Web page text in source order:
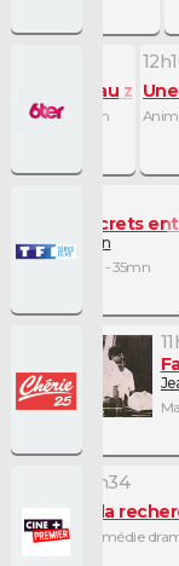
saison au zoo
- 30mn
voisins
Petits secrets
Fils à maman
Série réaliste - 35mn
11h34
A la
Comédie